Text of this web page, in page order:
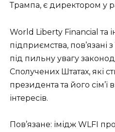
Трампа, є директором у
World Liberty Financial та
підприємства,
під пильну увагу
Сполучених Штатах, які
президента та його сім’ї
інтересів.
Пов’язане: імідж WLFI